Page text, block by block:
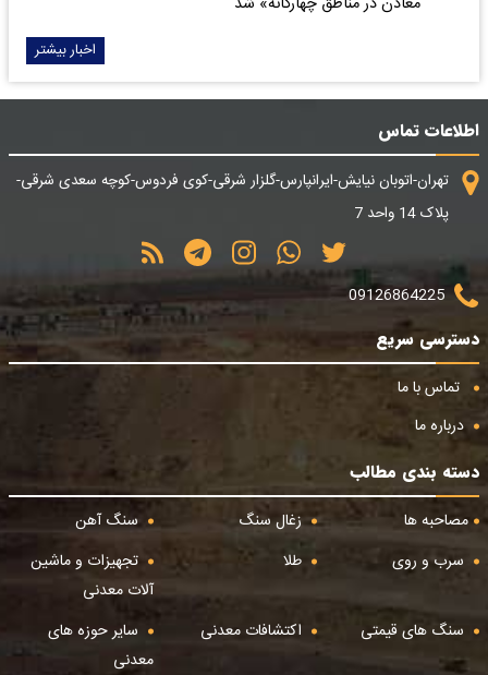
اخبار بیشتر
اطلاعات تماس
تهران-اتوبان نیایش-ایرانپارس-گلزار شرقی-کوی فردوس-کوچه سعدی شرقی-
پلاک 14 واحد 7
09126864225
دسترسی سریع
تماس با ما
درباره ما
دسته بندی مطالب
مصاحبه ها
زغال سنگ
سنگ آهن
سرب و روی
طلا
تجهیزات و ماشین
آلات معدنی
سنگ های قیمتی
اکتشافات معدنی
سایر حوزه های
معدنی